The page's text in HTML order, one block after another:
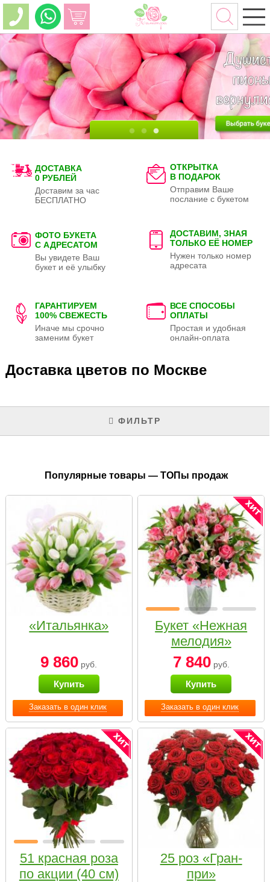
ДОСТАВКА
0 РУБЛЕЙ
Доставим за час
БЕСПЛАТНО
ОТКРЫТКА
В ПОДАРОК
Отправим Ваше
послание с букетом
ФОТО БУКЕТА
С АДРЕСАТОМ
Вы увидете Ваш
букет и её улыбку
ДОСТАВИМ, ЗНАЯ
ТОЛЬКО ЕЁ НОМЕР
Нужен только номер
адресата
ГАРАНТИРУЕМ
100% СВЕЖЕСТЬ
Иначе мы срочно
заменим букет
ВСЕ СПОСОБЫ
ОПЛАТЫ
Простая и удобная
онлайн-оплата
Доставка цветов по Москве
ФИЛЬТР
Популярные товары — ТОПы продаж
Заказать в один клик
«Итальянка»
9 860 руб.
Купить
Заказать в один клик
Букет «Нежная
мелодия»
7 840руб.
Купить
51 красная роза
по акции (40 см)
25 роз «Гран-
при»